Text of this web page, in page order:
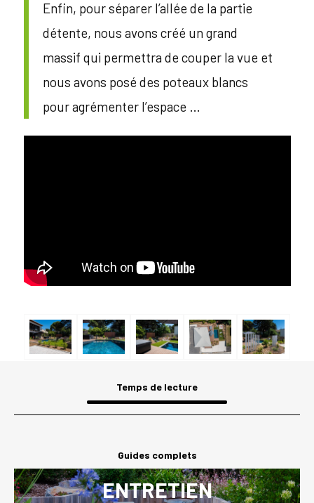
Enfin, pour séparer l’allée de la partie
détente, nous avons créé un grand
massif qui permettra de couper la vue et
nous avons posé des poteaux blancs
pour agrémenter l’espace …
Temps de lecture
Guides complets
ENTRETIEN